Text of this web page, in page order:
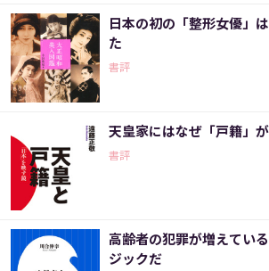
日本の初の「整形女優」
た
書評
天皇家にはなぜ「戸籍」
書評
高齢者の犯罪が増えてい
ジックだ